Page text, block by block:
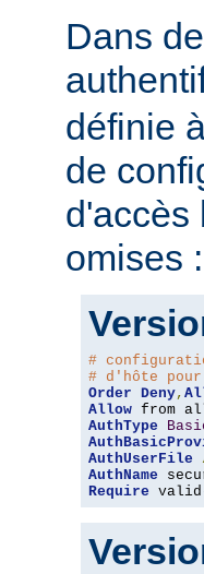
Dans
définie
de
d'accès
omises :
#
# d'hôte
Order Deny,
Allow
AuthType
AuthUserFile
AuthName
Require